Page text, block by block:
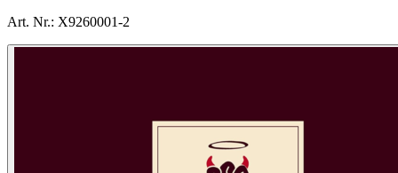
Art. Nr.: X9260001-2